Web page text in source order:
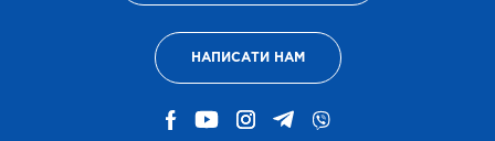
НАПИСАТИ НАМ